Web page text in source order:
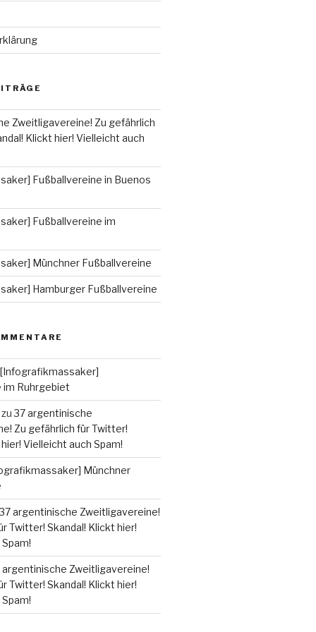
Zweitligavereine! Zu gefährlich
Klickt hier! Vielleicht auch
Fußballvereine in Buenos
Fußballvereine im
Münchner Fußballvereine
Hamburger Fußballvereine
[Infografikmassaker]
im Ruhrgebiet
37 argentinische
Zu gefährlich für Twitter!
Vielleicht auch Spam!
Münchner
argentinische Zweitligavereine!
Twitter! Skandal! Klickt hier!
argentinische Zweitligavereine!
Twitter! Skandal! Klickt hier!